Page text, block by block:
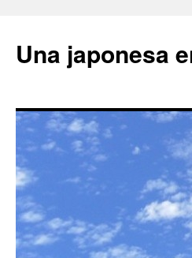
Una japonesa